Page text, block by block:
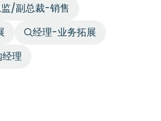
/副总裁-销售
经理-业务拓展
理